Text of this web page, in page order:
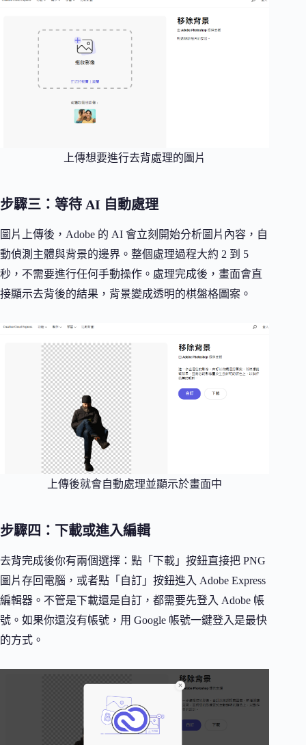
上傳想要進行去背處理的圖片
步驟三：等待 AI 自動處理
圖片上傳後，Adobe 的 AI 會立刻開始分析圖片內容，自
動偵測主體與背景的邊界。整個處理過程大約 2 到 5
秒，不需要進行任何手動操作。處理完成後，畫面會直
接顯示去背後的結果，背景變成透明的棋盤格圖案。
上傳後就會自動處理並顯示於畫面中
步驟四：下載或進入編輯
去背完成後你有兩個選擇：點「下載」按鈕直接把 PNG
圖片存回電腦，或者點「自訂」按鈕進入 Adobe Express
編輯器。不管是下載還是自訂，都需要先登入 Adobe 帳
號。如果你還沒有帳號，用 Google 帳號一鍵登入是最快
的方式。